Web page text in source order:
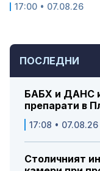
ПОСЛЕДНИ
БАБХ и ДАНС
препарати в
17:08 • 07.08.26
Столичният
17:00 • 07.08.26